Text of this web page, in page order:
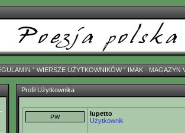
ˇ WIERSZE UŻYTKOWNIKÓWˇ IMAK - MAGAZYN
Profil Użytkownika
lupetto
Użytkownik